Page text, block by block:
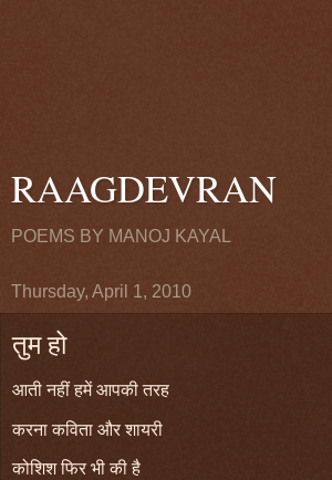
RAAGDEVRAN
POEMS BY MANOJ KAYAL
Thursday, April 1, 2010
तुम हो
आती नहीं हमें आपकी तरह
करना कविता और शायरी
कोशिश फिर भी की है